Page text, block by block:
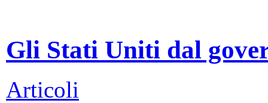
Gli Stati Uniti dal
Articoli